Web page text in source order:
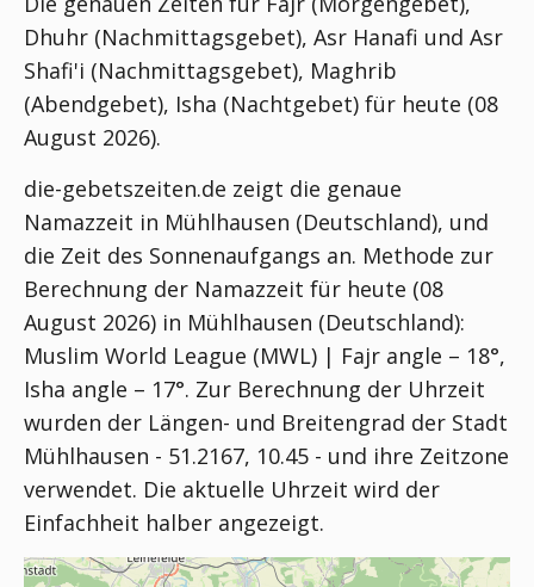
Dhuhr (Nachmittagsgebet), Asr Hanafi und Asr
Shafi'i (Nachmittagsgebet), Maghrib
(Abendgebet), Isha (Nachtgebet) für heute (08
August 2026).
die-gebetszeiten.de zeigt die genaue
Namazzeit in Mühlhausen (Deutschland), und
die Zeit des Sonnenaufgangs an. Methode zur
Berechnung der Namazzeit für heute (08
August 2026) in Mühlhausen (Deutschland):
Muslim World League (MWL) | Fajr angle – 18°,
Isha angle – 17°. Zur Berechnung der Uhrzeit
wurden der Längen- und Breitengrad der Stadt
Mühlhausen - 51.2167, 10.45 - und ihre Zeitzone
verwendet. Die aktuelle Uhrzeit wird der
Einfachheit halber angezeigt.